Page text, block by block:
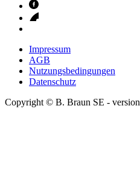
Impressum
AGB
Nutzungsbedingungen
Datenschutz
Copyright © B. Braun SE - version